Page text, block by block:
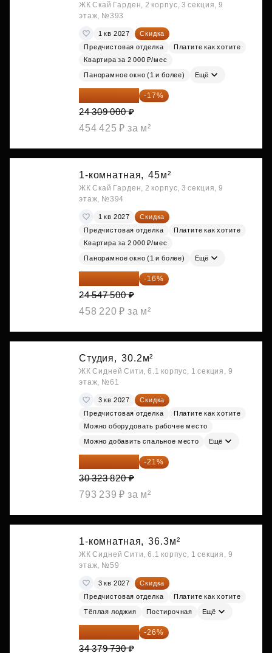
ЖК Скай Гарден, 2 корпус, 3 секция, 9
этаж, №393
1 кв 2027
Скидка
Предчистовая отделка
Платите как хотите
Квартира за 2 000 ₽/мес
Панорамное окно (1 и более) Ещё
20 176 470 ₽ -17%
24 309 000 ₽
454 425 ₽ за м²
1-комнатная, 45м²
ЖК Скай Гарден, 2 корпус, 3 секция, 9
этаж, №394
1 кв 2027
Скидка
Предчистовая отделка
Платите как хотите
Квартира за 2 000 ₽/мес
Панорамное окно (1 и более) Ещё
20 619 900 ₽ -16%
24 547 500 ₽
458 220 ₽ за м²
Студия, 30.2м²
ЖК Сидней Сити, 6.1 корпус, 1 секция, 9
этаж, №61
3 кв 2027
Скидка
Предчистовая отделка
Платите как хотите
Можно оборудовать рабочее место
Можно добавить спальное место Ещё
23 955 818 ₽ -21%
30 323 820 ₽
793 239 ₽ за м²
1-комнатная, 36.3м²
ЖК Сидней Сити, 6.1 корпус, 1 секция, 9
этаж, №59
3 кв 2027
Скидка
Предчистовая отделка
Платите как хотите
Тёплая лоджия Постирочная Ещё
25 441 000 ₽ -26%
34 379 730 ₽